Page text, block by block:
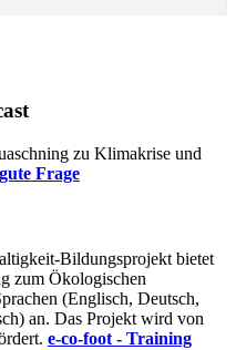
zu Klimakrise und
Frage
Bildungsprojekt bietet
zum Ökologischen
(Englisch, Deutsch,
an. Das Projekt wird von
e-co-foot - Training